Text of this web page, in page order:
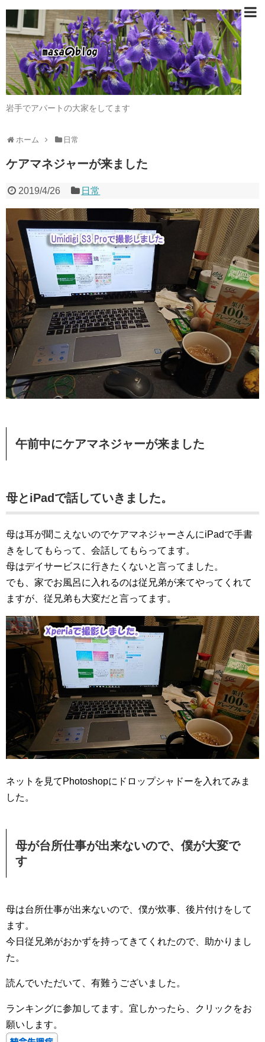
岩手でアパートの大家をしてます
ホーム 日常
ケアマネジャーが来ました
2019/4/26 日常
午前中にケアマネジャーが来ました
母とiPadで話していきました。
母は耳が聞こえないのでケアマネジャーさんにiPadで手書
きをしてもらって、会話してもらってます。
母はデイサービスに行きたくないと言ってました。
でも、家でお風呂に入れるのは従兄弟が来てやってくれて
ますが、従兄弟も大変だと言ってます。
ネットを見てPhotoshopにドロップシャドーを入れてみま
した。
母が台所仕事が出来ないので、僕が大変で
す
母は台所仕事が出来ないので、僕が炊事、後片付けをして
ます。
今日従兄弟がおかずを持ってきてくれたので、助かりまし
た。
読んでいただいて、有難うございました。
ランキングに参加してます。宜しかったら、クリックをお
願いします。